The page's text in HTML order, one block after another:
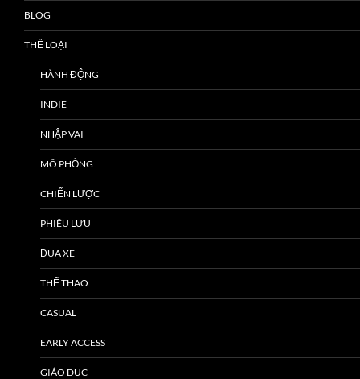
BLOG
THỂ LOẠI
HÀNH ĐỘNG
INDIE
NHẬP VAI
MÔ PHỎNG
CHIẾN LƯỢC
PHIÊU LƯU
ĐUA XE
THỂ THAO
CASUAL
EARLY ACCESS
GIÁO DỤC